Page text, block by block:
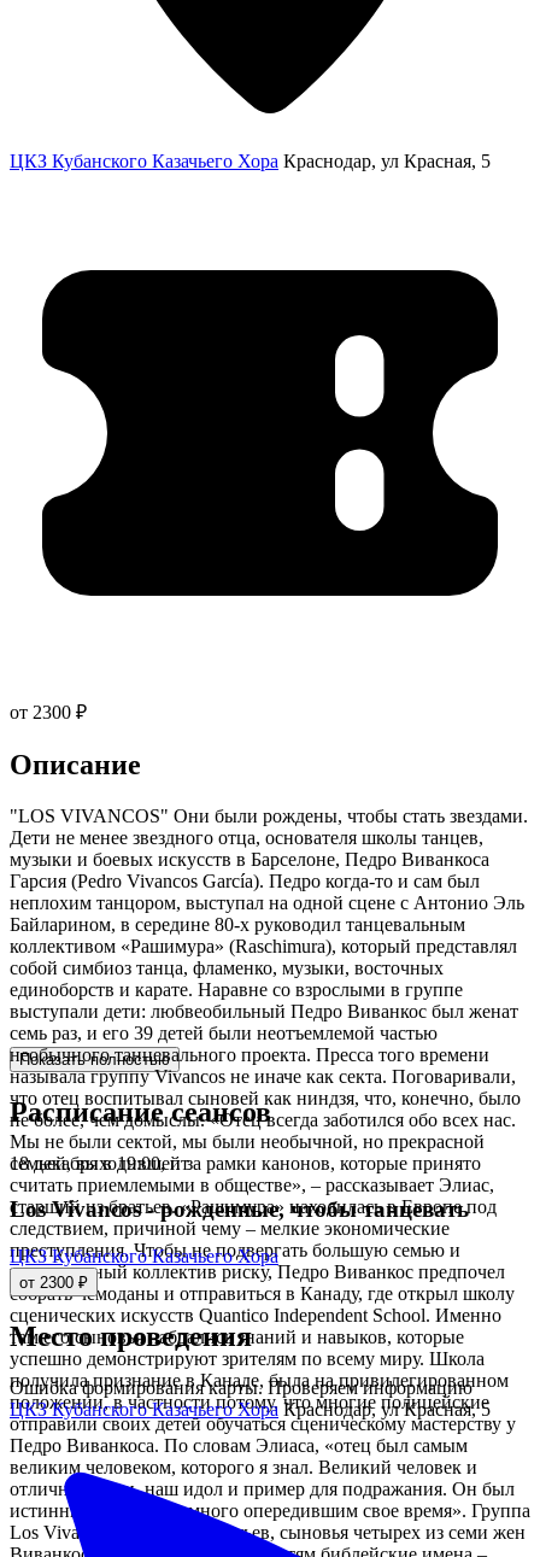
ЦКЗ Кубанского Казачьего Хора Краснодар, ул Красная, 5
от 2300 ₽
Описание
"LOS VIVANCOS" Они были рождены, чтобы стать звездами.
Дети не менее звездного отца, основателя школы танцев,
музыки и боевых искусств в Барселоне, Педро Виванкоса
Гарсия (Pedro Vivancos García). Педро когда-то и сам был
неплохим танцором, выступал на одной сцене с Антонио Эль
Байларином, в середине 80-х руководил танцевальным
коллективом «Рашимура» (Raschimura), который представлял
собой симбиоз танца, фламенко, музыки, восточных
единоборств и карате. Наравне со взрослыми в группе
выступали дети: любвеобильный Педро Виванкос был женат
семь раз, и его 39 детей были неотъемлемой частью
необычного танцевального проекта. Пресса того времени
называла группу Vivancos не иначе как секта. Поговаривали,
что отец воспитывал сыновей как ниндзя, что, конечно, было
не более, чем домыслы. «Отец всегда заботился обо всех нас.
Мы не были сектой, мы были необычной, но прекрасной
семьей, выходившей за рамки канонов, которые принято
считать приемлемыми в обществе», – рассказывает Элиас,
старший из братьев. «Рашимура» находилась в Европе под
следствием, причиной чему – мелкие экономические
преступления. Чтобы не подвергать большую семью и
танцевальный коллектив риску, Педро Виванкос предпочел
собрать чемоданы и отправиться в Канаду, где открыл школу
сценических искусств Quantico Independent School. Именно
там его сыновья набрались знаний и навыков, которые
успешно демонстрируют зрителям по всему миру. Школа
получила признание в Канаде, была на привилегированном
положении, в частности потому, что многие полицейские
отправили своих детей обучаться сценическому мастерству у
Педро Виванкоса. По словам Элиаса, «отец был самым
великим человеком, которого я знал. Великий человек и
отличный отец, наш идол и пример для подражания. Он был
истинным гением, намного опередившим свое время». Группа
Los Vivancos – это семь братьев, сыновья четырех из семи жен
Показать полностью
Расписание сеансов
18 декабря в 19:00, пт
Los Vivancos - рожденные, чтобы танцевать
ЦКЗ Кубанского Казачьего Хора
от 2300 ₽
Место проведения
Ошибка формирования карты. Проверяем информацию
ЦКЗ Кубанского Казачьего Хора Краснодар, ул Красная, 5